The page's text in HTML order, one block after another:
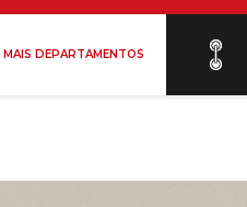
MAIS DEPARTAMENTOS